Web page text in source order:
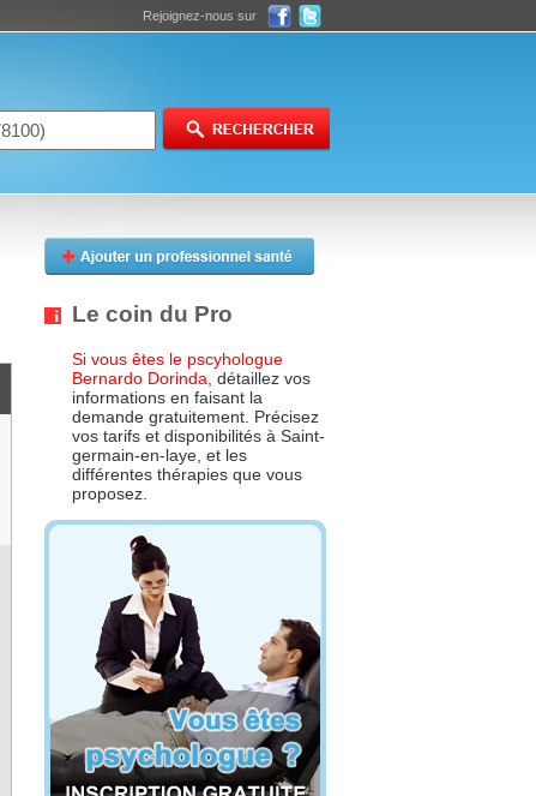
Rejoignez-nous sur
Le coin du Pro
Si vous êtes le pscyhologue
Bernardo Dorinda, détaillez vos
informations en faisant la
demande gratuitement. Précisez
vos tarifs et disponibilités à Saint-
germain-en-laye, et les
différentes thérapies que vous
proposez.